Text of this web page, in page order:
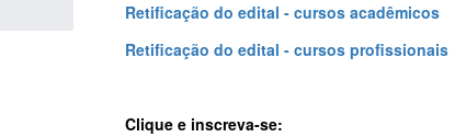
Retificação do edital - cursos acadêmicos
Retificação do edital - cursos profissionais
Clique e inscreva-se: